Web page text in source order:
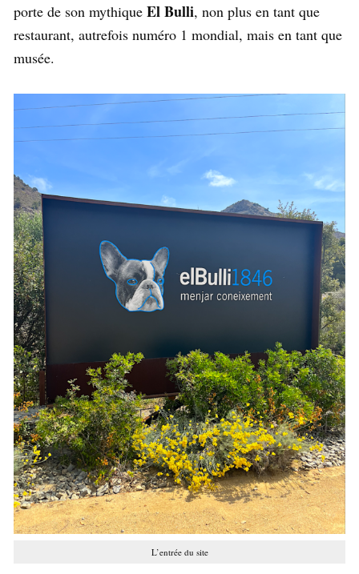
porte de son mythique El Bulli, non plus en tant que
restaurant, autrefois numéro 1 mondial, mais en tant que
musée.
L’entrée du site